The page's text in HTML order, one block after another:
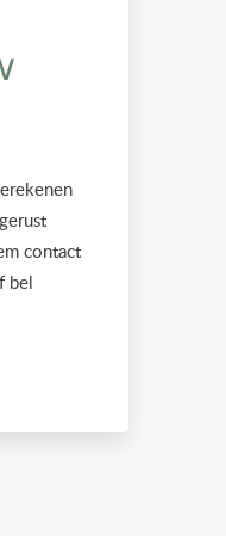
contact
bel